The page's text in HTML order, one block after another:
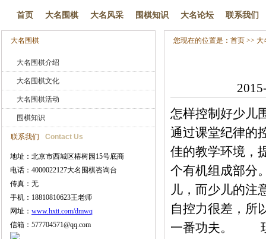
首页 大名围棋 大名风采 围棋知识 大名论坛 联系我们
大名围棋
大名围棋介绍
大名围棋文化
大名围棋活动
围棋知识
联系我们 Contact Us
地址：北京市西城区椿树园15号底商
电话：4000022127大名围棋咨询台
传真：无
手机：18810810623王老师
网址： www.hxtt.com/dmwq
信箱：577704571@qq.com
您现在的位置是： 首页 >> 大
怎样控制好少
通过课堂纪律的
佳的教学环境，
个有机组成部分
儿，而少儿的注
自控力很差，所
一番功夫。 现